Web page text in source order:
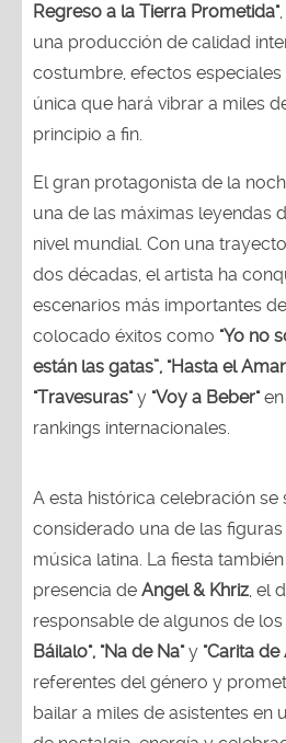
Regreso a la Tierra Prometida"
una producción de calidad
costumbre, efectos
única que hará vibrar a miles
principio a fin.
El gran protagonista de la
una de las máximas leyendas
nivel mundial. Con una
dos décadas, el artista ha
escenarios más importantes
colocado éxitos como "Yo no
están las gatas”, "Hasta el
"Travesuras"y "Voy a Beber"en
rankings internacionales.
A esta histórica celebración se
considerado una de las
música latina. La fiesta
presencia de Angel & Khriz, el
responsable de algunos de
Báilalo", "Na de Na"y "Carita de
referentes del género y
bailar a miles de asistentes en